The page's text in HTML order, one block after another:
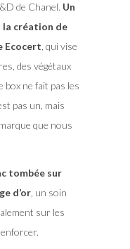
de Chanel. Un
la création de
Ecocert , qui vise
des végétaux
box ne fait pas les
pas un, mais
que nous
tombée sur
d’or, un soin
sur les